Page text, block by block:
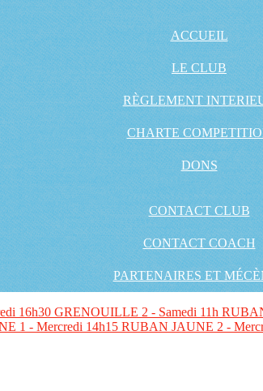
ACCUEIL
LE CLUB
RÈGLEMENT
CHARTE
DONS
CONTACT CLUB
CONTACT COACH
PARTENAIRES ET
16h30 GRENOUILLE 2 - Samedi 11h
1 - Mercredi 14h15 RUBAN JAUNE 2 -